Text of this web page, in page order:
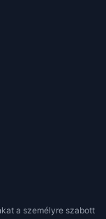
a személyre szabott